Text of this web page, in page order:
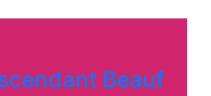
Beauf